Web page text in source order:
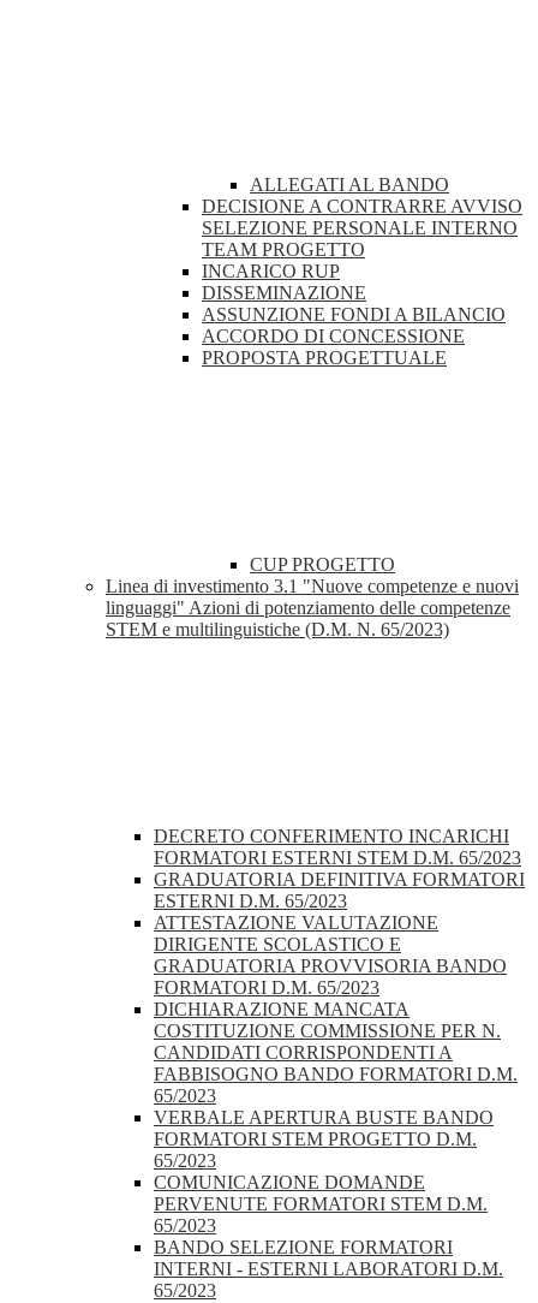
ALLEGATI AL BANDO
DECISIONE A CONTRARRE AVVISO
SELEZIONE PERSONALE INTERNO
TEAM PROGETTO
INCARICO RUP
DISSEMINAZIONE
ASSUNZIONE FONDI A BILANCIO
ACCORDO DI CONCESSIONE
PROPOSTA PROGETTUALE
CUP PROGETTO
Linea di investimento 3.1 "Nuove competenze e nuovi
linguaggi" Azioni di potenziamento delle competenze
STEM e multilinguistiche (D.M. N. 65/2023)
DECRETO CONFERIMENTO INCARICHI
FORMATORI ESTERNI STEM D.M. 65/2023
GRADUATORIA DEFINITIVA FORMATORI
ESTERNI D.M. 65/2023
ATTESTAZIONE VALUTAZIONE
DIRIGENTE SCOLASTICO E
GRADUATORIA PROVVISORIA BANDO
FORMATORI D.M. 65/2023
DICHIARAZIONE MANCATA
COSTITUZIONE COMMISSIONE PER N.
CANDIDATI CORRISPONDENTI A
FABBISOGNO BANDO FORMATORI D.M.
65/2023
VERBALE APERTURA BUSTE BANDO
FORMATORI STEM PROGETTO D.M.
65/2023
COMUNICAZIONE DOMANDE
PERVENUTE FORMATORI STEM D.M.
65/2023
BANDO SELEZIONE FORMATORI
INTERNI - ESTERNI LABORATORI D.M.
65/2023